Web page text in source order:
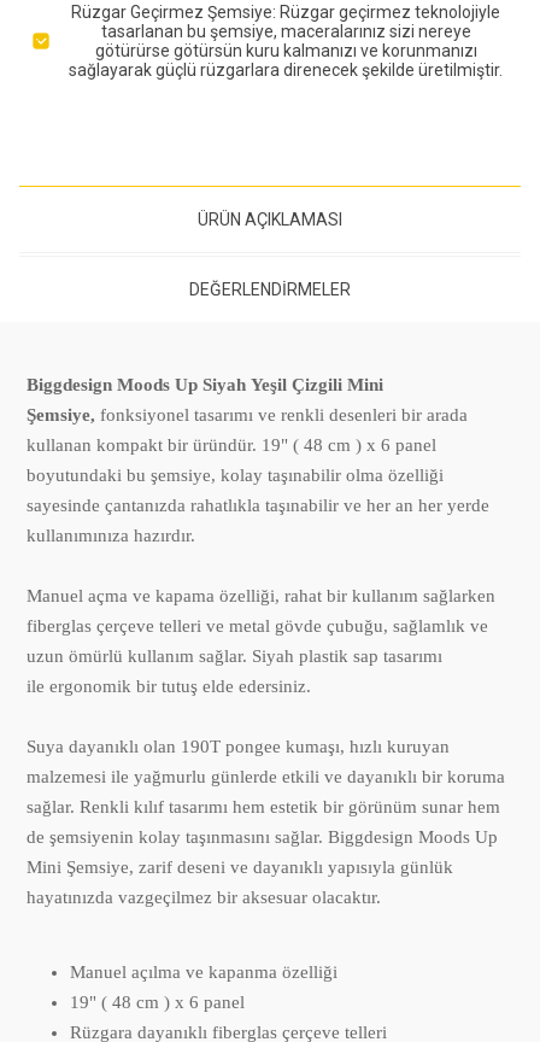
Rüzgar Geçirmez Şemsiye: Rüzgar geçirmez teknolojiyle
tasarlanan bu şemsiye, maceralarınız sizi nereye
götürürse götürsün kuru kalmanızı ve korunmanızı
sağlayarak güçlü rüzgarlara direnecek şekilde üretilmiştir.
ÜRÜN AÇIKLAMASI
DEĞERLENDIRMELER
Biggdesign Moods Up Siyah Yeşil Çizgili Mini
Şemsiye,fonksiyonel tasarımı ve renkli desenleri bir arada
kullanan kompakt bir üründür. 19" ( 48 cm ) x 6 panel
boyutundaki bu şemsiye, kolay taşınabilir olma özelliği
sayesinde çantanızda rahatlıkla taşınabilir ve her an her yerde
kullanımınıza hazırdır.
Manuel açma ve kapama özelliği, rahat bir kullanım sağlarken
fiberglas çerçeve telleri ve metal gövde çubuğu, sağlamlık ve
uzun ömürlü kullanım sağlar. Siyah plastik sap tasarımı
ile ergonomik bir tutuş elde edersiniz.
Suya dayanıklı olan 190T pongee kumaşı, hızlı kuruyan
malzemesi ile yağmurlu günlerde etkili ve dayanıklı bir koruma
sağlar. Renkli kılıf tasarımı hem estetik bir görünüm sunar hem
de şemsiyenin kolay taşınmasını sağlar. Biggdesign Moods Up
Mini Şemsiye, zarif deseni ve dayanıklı yapısıyla günlük
hayatınızda vazgeçilmez bir aksesuar olacaktır.
Manuel açılma ve kapanma özelliği
19" ( 48 cm ) x 6 panel
Rüzgara dayanıklı fiberglas çerçeve telleri